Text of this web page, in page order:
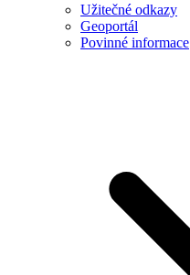
Užitečné odkazy
Geoportál
Povinné informace